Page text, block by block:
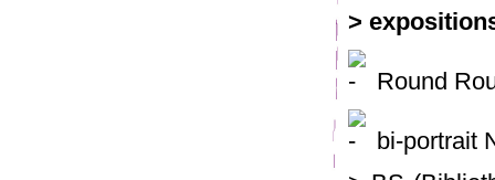
>
Round
bi-portrait